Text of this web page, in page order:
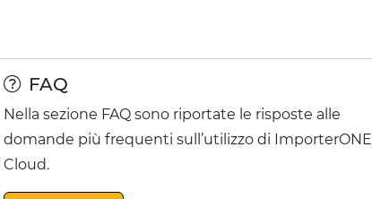
FAQ
Nella sezione FAQ sono riportate le risposte alle
domande più frequenti sull’utilizzo di ImporterONE
Cloud.